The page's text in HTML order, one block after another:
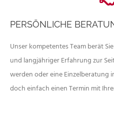
PERSÖNLICHE
Unser kompetentes Team berät
und langjähriger Erfahrung zur
werden oder eine Einzelberatung
doch einfach einen Termin mit